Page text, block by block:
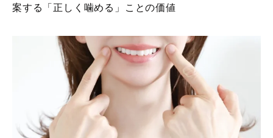
案する「正しく噛める」ことの価値